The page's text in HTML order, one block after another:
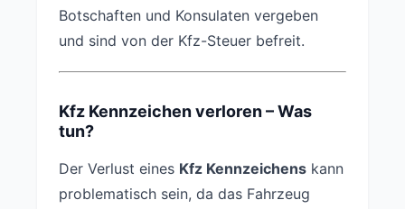
Botschaften und Konsulaten vergeben
und sind von der Kfz-Steuer befreit.
Kfz Kennzeichen verloren – Was
tun?
Der Verlust eines Kfz Kennzeichens kann
problematisch sein, da das Fahrzeug